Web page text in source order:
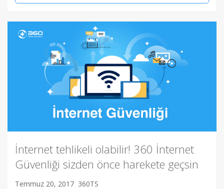
İnternet tehlikeli olabilir! 360 İnternet
Güvenliği sizden önce harekete geçsin
Temmuz 20, 2017 360TS